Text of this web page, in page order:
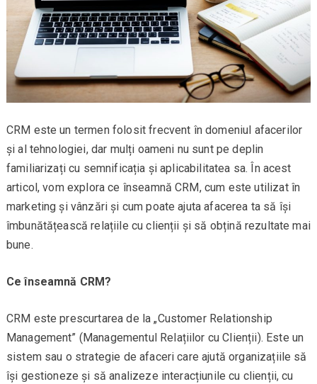
CRM este un termen folosit frecvent în domeniul afacerilor
și al tehnologiei, dar mulți oameni nu sunt pe deplin
familiarizați cu semnificația și aplicabilitatea sa. În acest
articol, vom explora ce înseamnă CRM, cum este utilizat în
marketing și vânzări și cum poate ajuta afacerea ta să își
îmbunătățească relațiile cu clienții și să obțină rezultate mai
bune.
Ce înseamnă CRM?
CRM este prescurtarea de la „Customer Relationship
Management” (Managementul Relațiilor cu Clienții). Este un
sistem sau o strategie de afaceri care ajută organizațiile să
își gestioneze și să analizeze interacțiunile cu clienții, cu